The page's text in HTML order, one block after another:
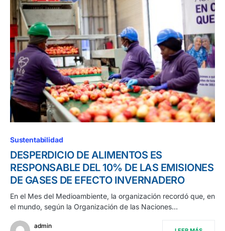
Sustentabilidad
DESPERDICIO DE ALIMENTOS ES
RESPONSABLE DEL 10% DE LAS EMISIONES
DE GASES DE EFECTO INVERNADERO
En el Mes del Medioambiente, la organización recordó que, en
el mundo, según la Organización de las Naciones…
admin